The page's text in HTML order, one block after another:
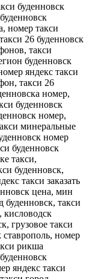
буденновск
номер такси
26 буденновск
такси
буденновск
яндекс такси
такси 26
номер,
буденновск
номер,
минеральные
номер
буденновск
такси,
буденновск,
такси заказать
цена, мин
буденновск, такси
кисловодск
грузовое такси
ставрополь, номер
рикша
яндекс такси